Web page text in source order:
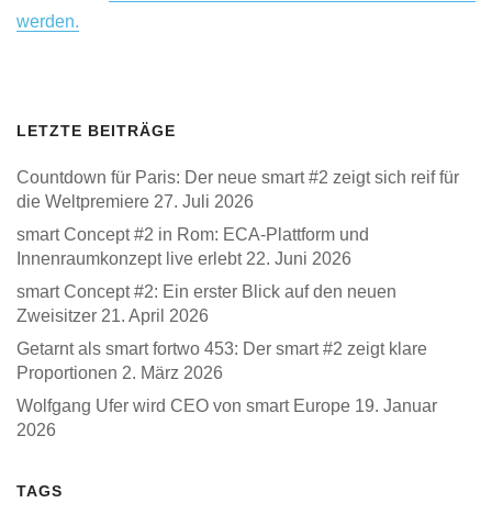
Countdown für Paris: Der neue smart #2 zeigt sich reif für
die Weltpremiere 27. Juli 2026
smart Concept #2 in Rom: ECA-Plattform und
Innenraumkonzept live erlebt 22. Juni 2026
smart Concept #2: Ein erster Blick auf den neuen
Zweisitzer 21. April 2026
Getarnt als smart fortwo 453: Der smart #2 zeigt klare
Proportionen
2. März 2026
Wolfgang Ufer wird CEO von smart Europe 19. Januar
2026
TAGS
451